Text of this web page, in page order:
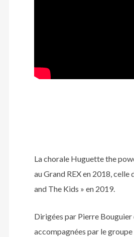
La chorale Huguette the
au Grand REX en 2018, celle
and The Kids » en 2019.
Dirigées par Pierre Bouguier
accompagnées par le groupe